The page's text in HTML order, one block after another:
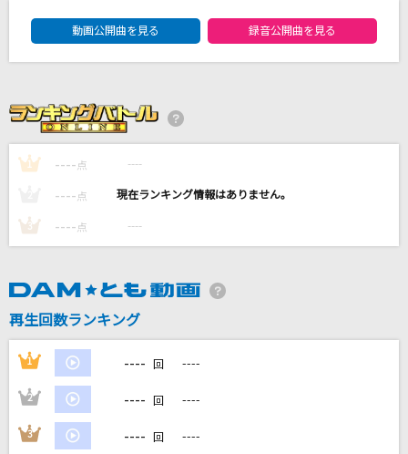
[生音]水平線
秦 基博
夏の影
Mrs. GREEN APPLE
lulu.
手嶌 葵
カラオケ最新情報をチェック！
DAM★ともボーカルエントリーランキング
動画公開曲を見る
録音公開曲を見る
1 ---- 点 ----
---- 点 ----
3 ---- 点 ----
再生回数ランキング
1 ---- 回 ----
2 ---- 回 ----
3 ---- 回 ----